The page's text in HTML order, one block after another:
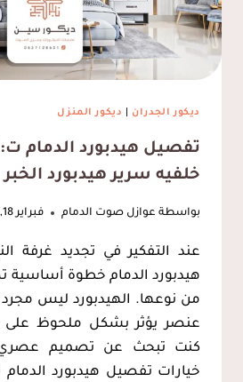
ديكور الجدران ديكور المنزل
خلفيه سرير هيدبورد الخبر
بواسطة عوازل صوت الدمام فبراير 18, 2025
عند التفكير في تجديد غرفة
هيدبورد الدمام خطوة
من نوعها. الهيدبورد ليس
عنصر يؤثر بشكل ملحوظ على
كنت تبحث عن تصميم عصري
خيارات تفصيل هيدبورد الدمام